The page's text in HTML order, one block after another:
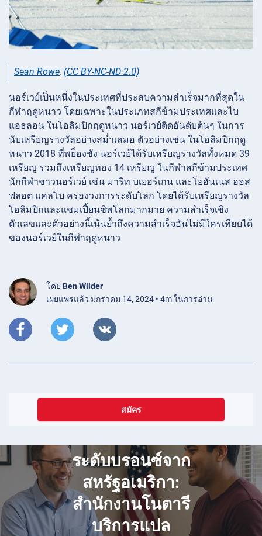
Sean Rowe, (CC BY-NC-ND 2.0)
นอร์เวย์เป็นหนึ่งในประเทศที่ประสบความสำเร็จมากที่สุดใน
กีฬาฤดูหนาว โดยเฉพาะในประเภทสกีข้ามประเทศและไบ
แอธลอน ในโอลิมปิกฤดูหนาว นอร์เวย์ติดอันดับต้นๆ ในการ
นับเหรียญรางวัลอย่างสม่ำเสมอ ตัวอย่างเช่น ในโอลิมปิกฤดู
หนาว 2018 ที่พย็องชัง นอร์เวย์ได้รับเหรียญรางวัลทั้งหมด 39
เหรียญ รวมถึงเหรียญทอง 14 เหรียญ ในกีฬาสกีข้ามประเทศ
นักกีฬาชาวนอร์เวย์ เช่น มาริท บเยอร์เกน และโยฮันเนส ฮอส
ฟลอต แคลโบ ครองวงการระดับโลก โดยได้รับเหรียญรางวัล
โอลิมปิกและแชมเปี้ยนชิพโลกมากมาย ความสำเร็จเชิง
ตัวเลขและตัวอย่างนี้เน้นย้ำถึงความสำเร็จอันไม่มีใครเทียบได้
ของนอร์เวย์ในกีฬาฤดูหนาว
โดย Ben Wilder
เผยแพร่แล้ว มกราคม 14, 2024 • 4m ในการอ่าน
สมัคร
ธันวาคม 07, 2025
ระดับบรอนซ์จาก
สหรัฐอเมริกา:
สำนักงานโนตารี
บริการแปล